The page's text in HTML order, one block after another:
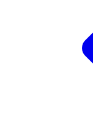
4Moms